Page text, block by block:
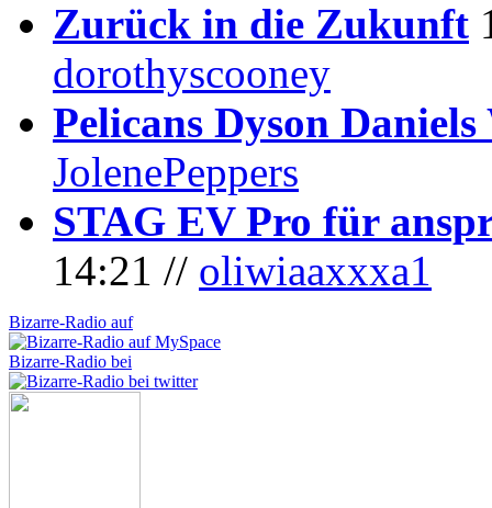
Zurück in die Zukunft
dorothyscooney
Pelicans Dyson
JolenePeppers
STAG EV Pro für
14:21 // oliwiaaxxxa1
Bizarre-Radio auf
Bizarre-Radio bei